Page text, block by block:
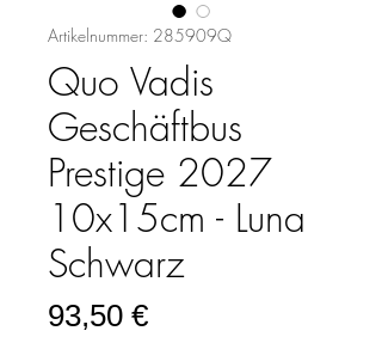
Artikelnummer: 285909Q
Quo Vadis
Geschäftbus
Prestige 2027
10x15cm - Luna
Schwarz
93,50 €Preis